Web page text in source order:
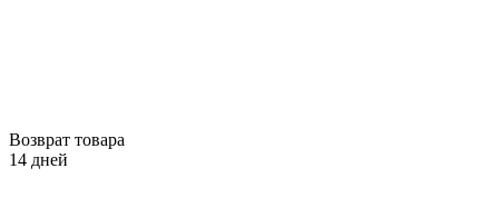
Возврат товара
14 дней